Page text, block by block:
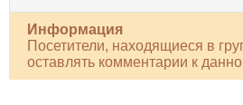
Информация
Посетители, находящиеся в
оставлять комментарии к